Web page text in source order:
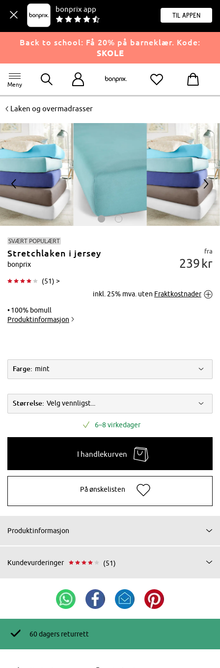
bonprix app
til appen
Back to school: Få 20% på barneklær. Kode:
SKOLE
Meny
<Laken og overmadrasser
Trykk for å
< >
SVÆRT POPULÆRT
Stretchlaken i jersey
bonprix
(51) >
fra
239 kr
inkl. 25% mva. uten Fraktkostnader
100% bomull
Produktinformasjon
Farge: mint
Størrelse: Velg vennligst...
6–8 virkedager
I handlekurven
På ønskelisten
Produktinformasjon
Kundevurderinger (51)
60 dagers returrett